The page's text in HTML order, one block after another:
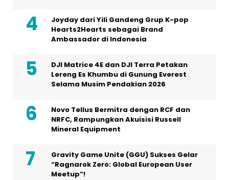
Joyday dari Yili Gandeng Grup K-pop
Hearts2Hearts sebagai Brand
Ambassador di Indonesia
DJI Matrice 4E dan DJI Terra Petakan
Lereng Es Khumbu di Gunung Everest
Selama Musim Pendakian 2026
Novo Tellus Bermitra dengan RCF dan
NRFC, Rampungkan Akuisisi Russell
Mineral Equipment
Gravity Game Unite (GGU) Sukses Gelar
“Ragnarok Zero: Global European User
Meetup”!